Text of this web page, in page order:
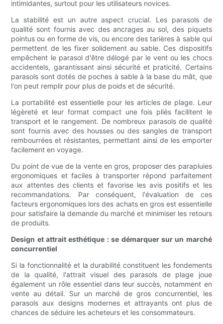
intimidantes, surtout pour les utilisateurs novices.
La stabilité est un autre aspect crucial. Les parasols de
qualité sont fournis avec des ancrages au sol, des piquets
pointus ou en forme de vis, ou encore des tarières à sable qui
permettent de les fixer solidement au sable. Ces dispositifs
empêchent le parasol d'être délogé par le vent ou les chocs
accidentels, garantissant ainsi sécurité et praticité. Certains
parasols sont dotés de poches à sable à la base du mât, que
l'on peut remplir pour plus de poids et de sécurité.
La portabilité est essentielle pour les articles de plage. Leur
légèreté et leur format compact une fois pliés facilitent le
transport et le rangement. De nombreux parasols de qualité
sont fournis avec des housses ou des sangles de transport
rembourrées et résistantes, permettant ainsi de les emporter
facilement en voyage.
Du point de vue de la vente en gros, proposer des parapluies
ergonomiques et faciles à transporter répond parfaitement
aux attentes des clients et favorise les avis positifs et les
recommandations. Par conséquent, l'évaluation de ces
facteurs ergonomiques lors des achats en gros est essentielle
pour satisfaire la demande du marché et minimiser les retours
de produits.
Design et attrait esthétique : se démarquer sur un marché
concurrentiel
Si la fonctionnalité et la durabilité constituent les fondements
de la qualité, l'attrait visuel des parasols de plage joue
également un rôle essentiel dans leur succès, notamment en
vente au détail. Sur un marché de gros concurrentiel, les
parasols aux designs modernes et attrayants ont plus de
chances de séduire les acheteurs et les consommateurs.